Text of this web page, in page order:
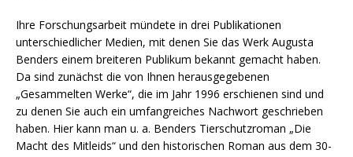
Ihre Forschungsarbeit mündete in drei Publikationen
unterschiedlicher Medien, mit denen Sie das Werk Augusta
Benders einem breiteren Publikum bekannt gemacht haben.
Da sind zunächst die von Ihnen herausgegebenen
„Gesammelten Werke“, die im Jahr 1996 erschienen sind und
zu denen Sie auch ein umfangreiches Nachwort geschrieben
haben. Hier kann man u. a. Benders Tierschutzroman „Die
Macht des Mitleids“ und den historischen Roman aus dem 30-